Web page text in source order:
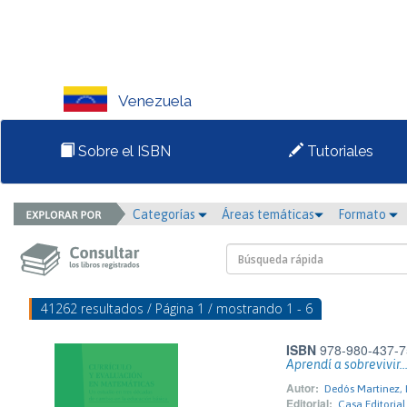
Venezuela
Sobre el ISBN Tutoriales
Categorías Áreas temáticas Formato
41262 resultados / Página 1 / mostrando 1 - 6
ISBN 978-980-437-
Aprendí a
Autor: Dedós Martinez,
Editorial: Casa